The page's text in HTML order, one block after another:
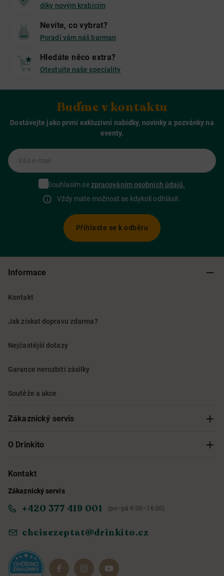
díky novým krabicím
Nevíte, co vybrat?
Poradí vám náš barman
Hledáte něco extra?
Otestujte naše speciality
Buďme v kontaktu
Dostávejte jako první exkluzivní nabídky, novinky a pozvánky na
eventy.
Váš e-mail
Souhlasím sezpracováním osobních údajů.
Vždy máte možnost se kdykoli odhlásit.
Přihlaste se k odběru
Informace
Kontakt
Jak získat dopravu zdarma?
Nejčastější dotazy
Garance nerozbití zásilky
Soutěže a akce
Zákaznický servis
Sledování objednávky
Obchodní podmínky
Ochrana osobních údajů
Reklamace a vrácení
O Drinkito
O nás
Informace o přístupnosti služby
Dárkové sady
Kontakt
Zákaznický servis
+420 377 419 001 (po–pá 9:00–16:00)
chcisezeptat@drinkito.cz